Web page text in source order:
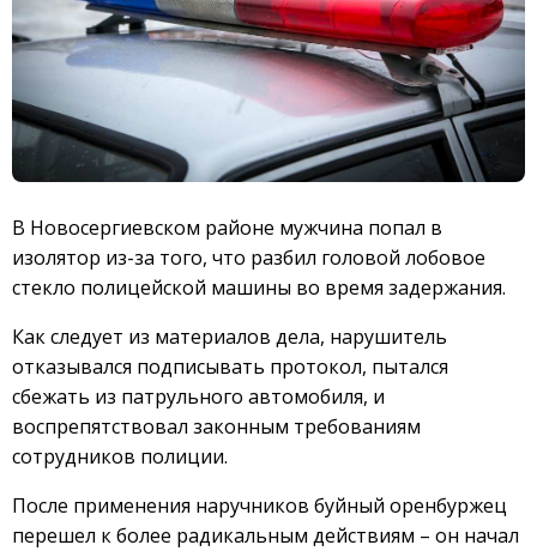
В Новосергиевском районе мужчина попал в
изолятор из-за того, что разбил головой лобовое
стекло полицейской машины во время задержания.
Как следует из материалов дела, нарушитель
отказывался подписывать протокол, пытался
сбежать из патрульного автомобиля, и
воспрепятствовал законным требованиям
сотрудников полиции.
После применения наручников буйный оренбуржец
перешел к более радикальным действиям – он начал